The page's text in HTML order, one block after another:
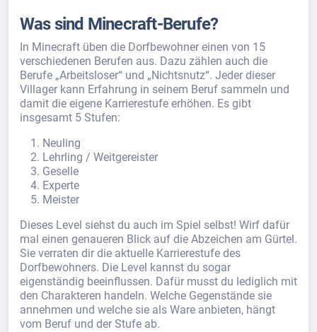
Was sind Minecraft-Berufe?
In Minecraft üben die Dorfbewohner einen von 15
verschiedenen Berufen aus. Dazu zählen auch die
Berufe „Arbeitsloser“ und „Nichtsnutz“. Jeder dieser
Villager kann Erfahrung in seinem Beruf sammeln und
damit die eigene Karrierestufe erhöhen. Es gibt
insgesamt 5 Stufen:
Neuling
Lehrling / Weitgereister
Geselle
Experte
Meister
Dieses Level siehst du auch im Spiel selbst! Wirf dafür
mal einen genaueren Blick auf die Abzeichen am Gürtel.
Sie verraten dir die aktuelle Karrierestufe des
Dorfbewohners. Die Level kannst du sogar
eigenständig beeinflussen. Dafür musst du lediglich mit
den Charakteren handeln. Welche Gegenstände sie
annehmen und welche sie als Ware anbieten, hängt
vom Beruf und der Stufe ab.